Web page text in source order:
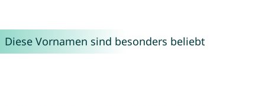
Diese Vornamen sind besonders beliebt